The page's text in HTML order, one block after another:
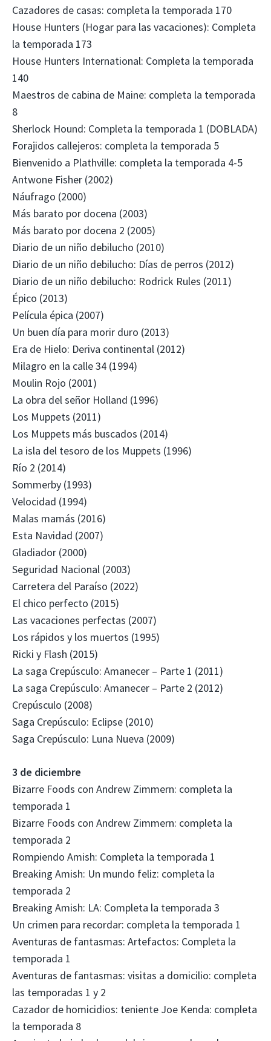
Cazadores de casas: completa la temporada 170
House Hunters (Hogar para las vacaciones): Completa
la temporada 173
House Hunters International: Completa la temporada
140
Maestros de cabina de Maine: completa la temporada
8
Sherlock Hound: Completa la temporada 1 (DOBLADA)
Forajidos callejeros: completa la temporada 5
Bienvenido a Plathville: completa la temporada 4-5
Antwone Fisher (2002)
Náufrago (2000)
Más barato por docena (2003)
Más barato por docena 2 (2005)
Diario de un niño debilucho (2010)
Diario de un niño debilucho: Días de perros (2012)
Diario de un niño debilucho: Rodrick Rules (2011)
Épico (2013)
Película épica (2007)
Un buen día para morir duro (2013)
Era de Hielo: Deriva continental (2012)
Milagro en la calle 34 (1994)
Moulin Rojo (2001)
La obra del señor Holland (1996)
Los Muppets (2011)
Los Muppets más buscados (2014)
La isla del tesoro de los Muppets (1996)
Río 2 (2014)
Sommerby (1993)
Velocidad (1994)
Malas mamás (2016)
Esta Navidad (2007)
Gladiador (2000)
Seguridad Nacional (2003)
Carretera del Paraíso (2022)
El chico perfecto (2015)
Las vacaciones perfectas (2007)
Los rápidos y los muertos (1995)
Ricki y Flash (2015)
La saga Crepúsculo: Amanecer – Parte 1 (2011)
La saga Crepúsculo: Amanecer – Parte 2 (2012)
Crepúsculo (2008)
Saga Crepúsculo: Eclipse (2010)
Saga Crepúsculo: Luna Nueva (2009)
3 de diciembre
Bizarre Foods con Andrew Zimmern: completa la
temporada 1
Bizarre Foods con Andrew Zimmern: completa la
temporada 2
Rompiendo Amish: Completa la temporada 1
Breaking Amish: Un mundo feliz: completa la
temporada 2
Breaking Amish: LA: Completa la temporada 3
Un crimen para recordar: completa la temporada 1
Aventuras de fantasmas: Artefactos: Completa la
temporada 1
Aventuras de fantasmas: visitas a domicilio: completa
las temporadas 1 y 2
Cazador de homicidios: teniente Joe Kenda: completa
la temporada 8